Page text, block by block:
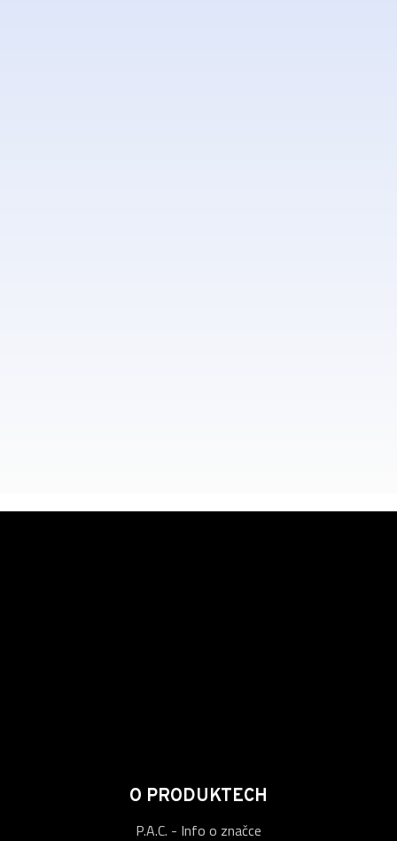
O PRODUKTECH
P.A.C. - Info o značce